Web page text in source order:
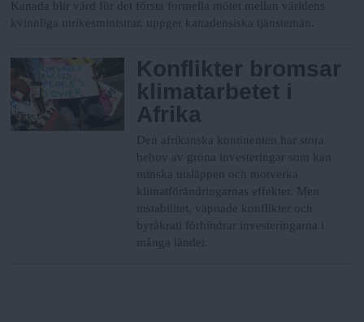
Kanada blir värd för det första formella mötet mellan världens
kvinnliga utrikesministrar, uppger kanadensiska tjänstemän.
Konflikter bromsar
klimatarbetet i
Afrika
Den afrikanska kontinenten har stora
behov av gröna investeringar som kan
minska utsläppen och motverka
klimatförändringarnas effekter. Men
instabilitet, väpnade konflikter och
byråkrati förhindrar investeringarna i
många länder.